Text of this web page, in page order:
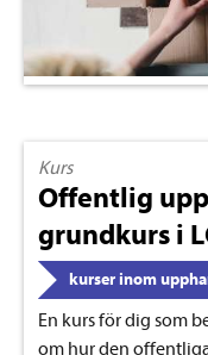
Kurs
Offentlig
grundkurs i
kurser inom
En kurs för dig som
om hur den